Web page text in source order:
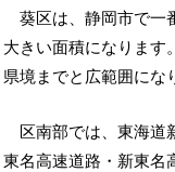
葵区は、静岡市で一
大きい面積になります
県境までと広範囲にな
区南部では、東海道
東名高速道路・新東名